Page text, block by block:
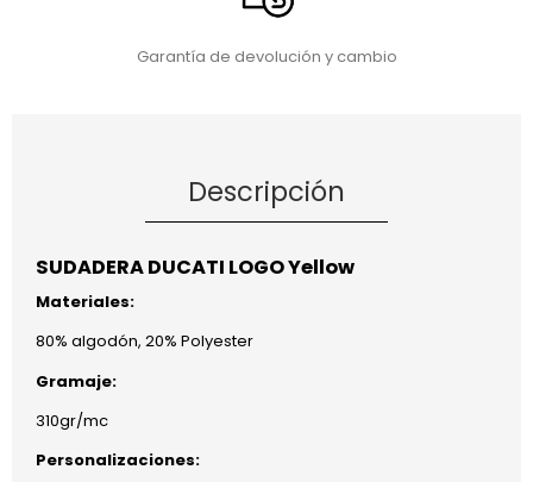
Garantía de devolución y cambio
Descripción
SUDADERA DUCATI LOGO Yellow
Materiales:
80% algodón, 20% Polyester
Gramaje:
310gr/mc
Personalizaciones: